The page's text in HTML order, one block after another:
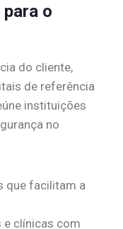
o
do cliente,
de referência
instituições
no
que facilitam a
e clínicas com